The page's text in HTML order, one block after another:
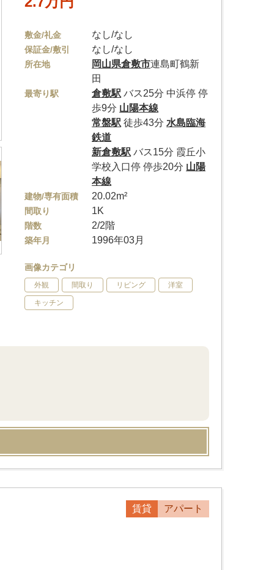
敷金/礼金 なし/なし
保証金/敷引 なし/なし
所在地 岡山県倉敷市連島町鶴新
田
最寄り駅 倉敷駅 バス25分 中浜停 停
歩9分 山陽本線
常盤駅 徒歩43分 水島臨海
鉄道
新倉敷駅 バス15分 霞丘小
学校入口停 停歩20分 山陽
本線
建物/専有面積 20.02m²
間取り 1K
階数 2/2階
築年月 1996年03月
画像カテゴリ
外観 間取り リビング 洋室
キッチン
賃貸 アパート